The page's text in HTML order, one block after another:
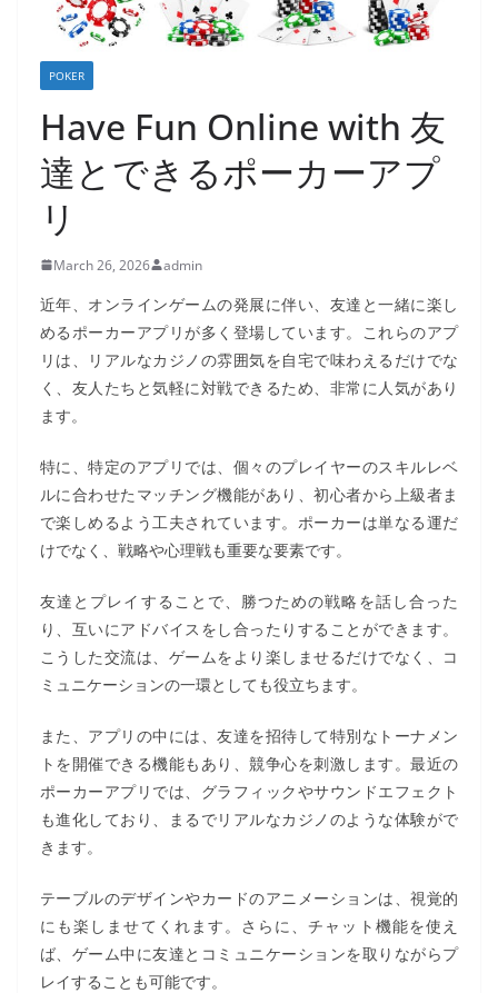
POKER
Have Fun Online with 友
達とできるポーカーアプ
リ
March 26, 2026 admin
近年、オンラインゲームの発展に伴い、友達と一緒に楽し
めるポーカーアプリが多く登場しています。これらのアプ
リは、リアルなカジノの雰囲気を自宅で味わえるだけでな
く、友人たちと気軽に対戦できるため、非常に人気があり
ます。
特に、特定のアプリでは、個々のプレイヤーのスキルレベ
ルに合わせたマッチング機能があり、初心者から上級者ま
で楽しめるよう工夫されています。ポーカーは単なる運だ
けでなく、戦略や心理戦も重要な要素です。
友達とプレイすることで、勝つための戦略を話し合った
り、互いにアドバイスをし合ったりすることができます。
こうした交流は、ゲームをより楽しませるだけでなく、コ
ミュニケーションの一環としても役立ちます。
また、アプリの中には、友達を招待して特別なトーナメン
トを開催できる機能もあり、競争心を刺激します。最近の
ポーカーアプリでは、グラフィックやサウンドエフェクト
も進化しており、まるでリアルなカジノのような体験がで
きます。
テーブルのデザインやカードのアニメーションは、視覚的
にも楽しませてくれます。さらに、チャット機能を使え
ば、ゲーム中に友達とコミュニケーションを取りながらプ
レイすることも可能です。